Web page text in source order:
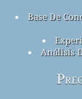
Base De
Análisis